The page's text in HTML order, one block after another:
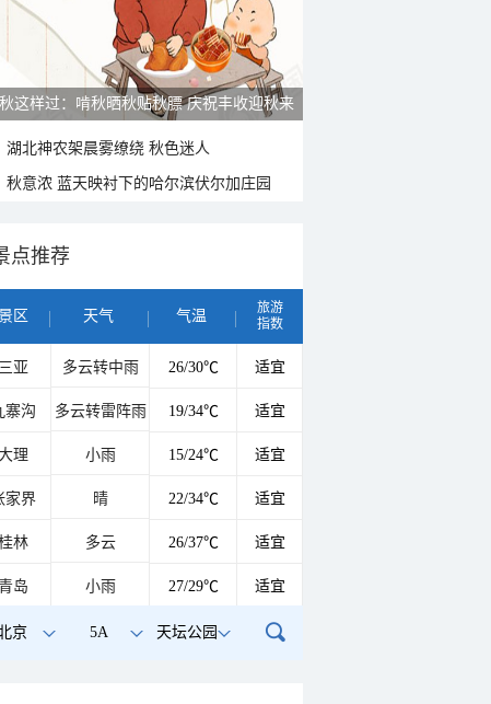
这样过：啃秋晒秋贴秋膘 庆祝丰收迎秋来
湖北神农架晨雾缭绕 秋色迷人
秋意浓 蓝天映衬下的哈尔滨伏尔加庄园
点推荐
区 天气 气温
旅游
指数
三亚 多云转中雨 26/30℃ 适宜
寨沟 多云转雷阵雨 19/34℃ 适宜
理 小雨 15/24℃ 适宜
家界 晴 22/34℃ 适宜
林 多云 26/37℃ 适宜
岛 小雨 27/29℃ 适宜
京 5A 天坛公园